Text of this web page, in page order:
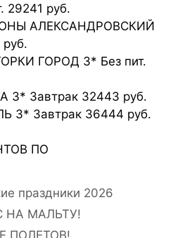
29241 руб.
АЛЕКСАНДРОВСКИЙ
руб.
ГОРОД 3* Без пит.
Завтрак 32443 руб.
3* Завтрак 36444 руб.
ПО
праздники 2026
НА МАЛЬТУ!
ПОЛЕТОВ!